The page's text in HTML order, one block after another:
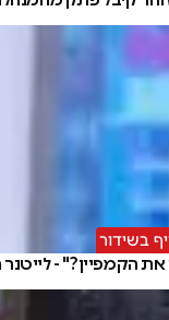
בשידור
הקמפיין?" -